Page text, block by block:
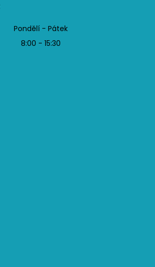
Pondělí - Pátek
8:00 - 15:30